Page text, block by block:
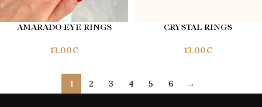
AMARADO EYE RINGS
€
CRYSTAL RINGS
€
1 2 3 4 5 6 →